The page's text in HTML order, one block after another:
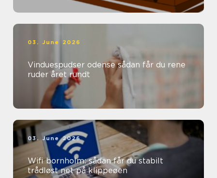
03. June 2026
Vinduespudser odense sådan får du rene
ruder året rundt
03. June 2026
Wifi bornholm: sådan får du stabilt
trådløst net på klippeøen